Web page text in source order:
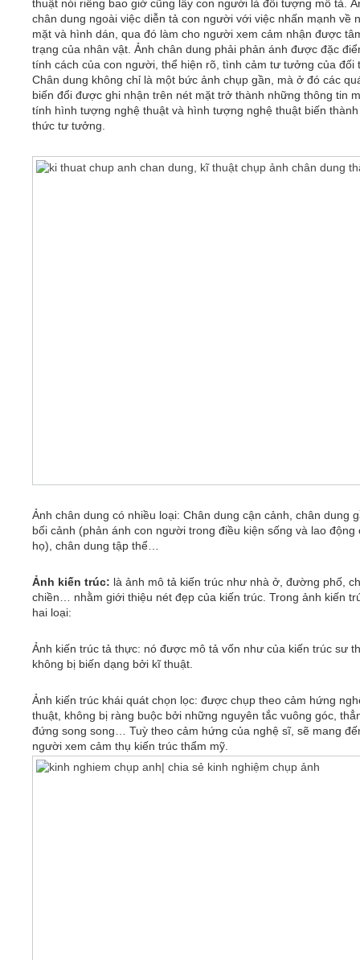
thuật nói riêng bao giờ cũng lấy con người là đối tượng mô tả.
chân dung ngoài việc diễn tả con người với việc nhấn mạnh về
mặt và hình dán, qua đó làm cho người xem cảm nhận được
trạng của nhân vật. Ảnh chân dung phải phản ánh được đặc
tính cách của con người, thể hiện rõ, tình cảm tư tưởng của đối
Chân dung không chỉ là một bức ảnh chụp gần, mà ở đó các
biến đổi được ghi nhận trên nét mặt trở thành những thông tin
tính hình tượng nghệ thuật và hình tượng nghệ thuật biến
thức tư tưởng.
Ảnh chân dung có nhiều loại: Chân dung cận cảnh, chân dung
bối cảnh (phản ánh con người trong điều kiện sống và lao động
họ), chân dung tập thể…
Ảnh kiến trúc: là ảnh mô tả kiến trúc như nhà ở, đường phố,
chiền… nhằm giới thiệu nét đẹp của kiến trúc. Trong ảnh kiến
hai loại:
Ảnh kiến trúc tả thực: nó được mô tả vốn như của kiến trúc sư
không bị biến dạng bởi kĩ thuật.
Ảnh kiến trúc khái quát chọn lọc: được chụp theo cảm hứng
thuật, không bị ràng buộc bởi những nguyên tắc vuông góc,
đứng song song… Tuỳ theo cảm hứng của nghệ sĩ, sẽ mang
người xem cảm thụ kiến trúc thẩm mỹ.